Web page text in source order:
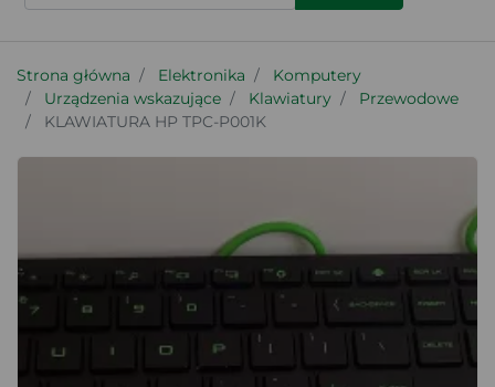
Strona główna Elektronika
Komputery
Urządzenia wskazujące
Klawiatury
Przewodowe
KLAWIATURA HP TPC-P001K